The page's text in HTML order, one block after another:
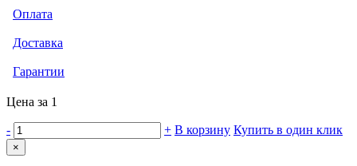
Оплата
Доставка
Гарантии
Цена за 1
- + В корзину Купить в один клик
×